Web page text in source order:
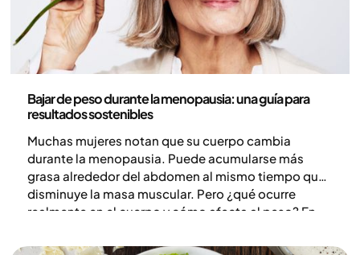
Bajar de peso durante la menopausia: una guía para
resultados sostenibles
Muchas mujeres notan que su cuerpo cambia
durante la menopausia. Puede acumularse más
grasa alrededor del abdomen al mismo tiempo que
disminuye la masa muscular. Pero ¿qué ocurre
realmente en el cuerpo y cómo afecta al peso? En
qué estrategias pueden ser útiles si quieres bajar de